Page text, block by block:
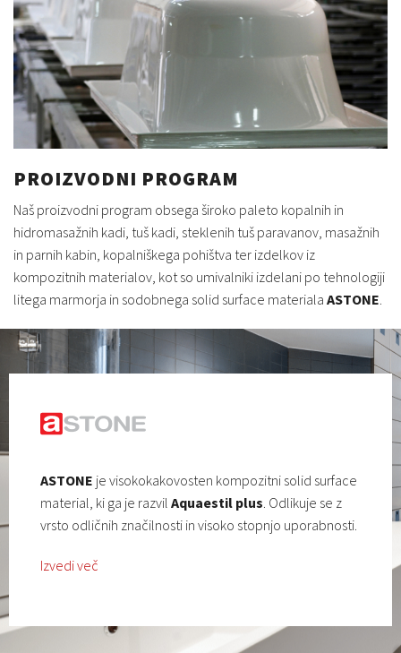
PROIZVODNI PROGRAM
Naš proizvodni program obsega široko paleto kopalnih in
hidromasažnih kadi, tuš kadi, steklenih tuš paravanov, masažnih
in parnih kabin, kopalniškega pohištva ter izdelkov iz
kompozitnih materialov, kot so umivalniki izdelani po tehnologiji
litega marmorja in sodobnega solid surface materiala ASTONE.
ASTONE je visokokakovosten kompozitni solid surface
material, ki ga je razvil Aquaestil plus . Odlikuje se z
vrsto odličnih značilnosti in visoko stopnjo uporabnosti.
Izvedi več